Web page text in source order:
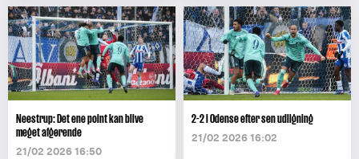
Neestrup: Det ene point kan blive
meget afgørende
21/02 2026 16:50
2-2 i Odense efter sen udligning
21/02 2026 16:02